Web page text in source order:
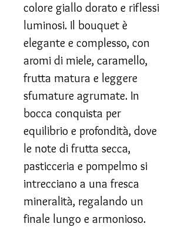
colore giallo dorato e riflessi
luminosi. Il bouquet è
elegante e complesso, con
aromi di miele, caramello,
frutta matura e leggere
sfumature agrumate. In
bocca conquista per
equilibrio e profondità, dove
le note di frutta secca,
pasticceria e pompelmo si
intrecciano a una fresca
mineralità, regalando un
finale lungo e armonioso.